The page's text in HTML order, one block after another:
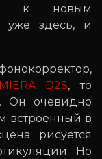
к новым
уже здесь, и
D2S, то
Он очевидно
встроенный в
рисуется
Но